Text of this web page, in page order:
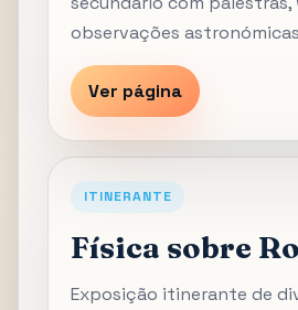
observações
Ver página
ITINERANTE
Física sobre
Exposição itinerante de